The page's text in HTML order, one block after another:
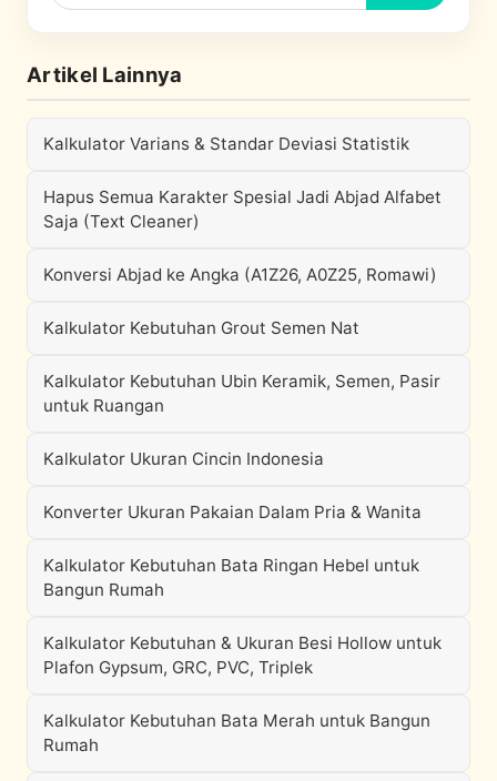
Artikel Lainnya
Kalkulator Varians & Standar Deviasi Statistik
Hapus Semua Karakter Spesial Jadi Abjad Alfabet
Saja (Text Cleaner)
Konversi Abjad ke Angka (A1Z26, A0Z25, Romawi)
Kalkulator Kebutuhan Grout Semen Nat
Kalkulator Kebutuhan Ubin Keramik, Semen, Pasir
untuk Ruangan
Kalkulator Ukuran Cincin Indonesia
Konverter Ukuran Pakaian Dalam Pria & Wanita
Kalkulator Kebutuhan Bata Ringan Hebel untuk
Bangun Rumah
Kalkulator Kebutuhan & Ukuran Besi Hollow untuk
Plafon Gypsum, GRC, PVC, Triplek
Kalkulator Kebutuhan Bata Merah untuk Bangun
Rumah